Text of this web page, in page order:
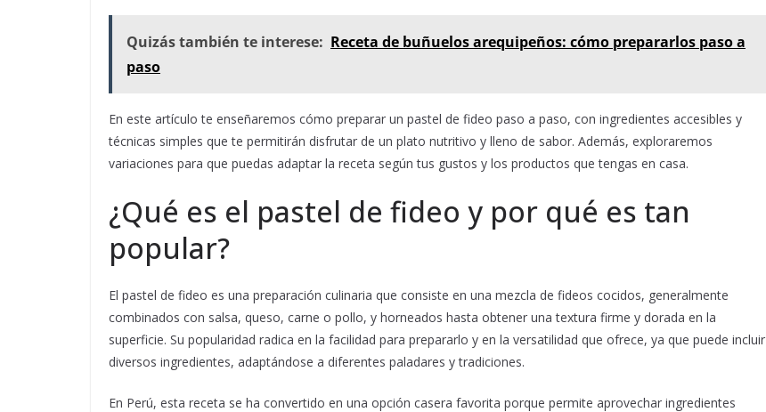
Quizás también te interese: Receta de buñuelos arequipeños: cómo prepararlos paso a
paso
En este artículo te enseñaremos cómo preparar un pastel de fideo paso a paso, con ingredientes accesibles y
técnicas simples que te permitirán disfrutar de un plato nutritivo y lleno de sabor. Además, exploraremos
variaciones para que puedas adaptar la receta según tus gustos y los productos que tengas en casa.
¿Qué es el pastel de fideo y por qué es tan
popular?
El pastel de fideo es una preparación culinaria que consiste en una mezcla de fideos cocidos, generalmente
combinados con salsa, queso, carne o pollo, y horneados hasta obtener una textura firme y dorada en la
superficie. Su popularidad radica en la facilidad para prepararlo y en la versatilidad que ofrece, ya que puede incluir
diversos ingredientes, adaptándose a diferentes paladares y tradiciones.
En Perú, esta receta se ha convertido en una opción casera favorita porque permite aprovechar ingredientes